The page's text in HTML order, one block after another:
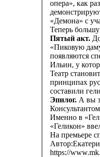
опера», как
«Демона» с
Теперь
Пятый акт.
«Пиковую
появляются
Ильин, у
Театр
принципах
составили
Эпилог. А вы
Именно в
«Геликон»
На премьере
https://